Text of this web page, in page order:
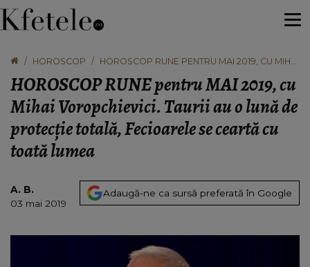
HOROSCOP
HOROSCOP RUNE PENTRU MAI 2019, CU MIHAI
PROTECȚIE TOTALĂ, FECIOARELE SE CEARTĂ
CU TOATĂ LUMEA
HOROSCOP RUNE pentru MAI 2019, cu
Mihai Voropchievici. Taurii au o lună de
protecție totală, Fecioarele se ceartă cu
toată lumea
A. B.
03 mai 2019
Adaugă-ne ca sursă preferată în Google